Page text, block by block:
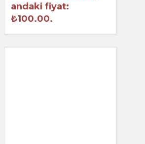
andaki fiyat:
₺100.00.